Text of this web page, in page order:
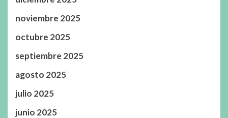
noviembre 2025
octubre 2025
septiembre 2025
agosto 2025
julio 2025
junio 2025